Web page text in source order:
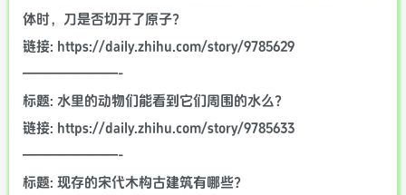
体时，刀是否切开了原子？
链接: https://daily.zhihu.com/story/9785629
———————-
标题: 水里的动物们能看到它们周围的水么？
链接: https://daily.zhihu.com/story/9785633
———————-
标题: 现存的宋代木构古建筑有哪些？